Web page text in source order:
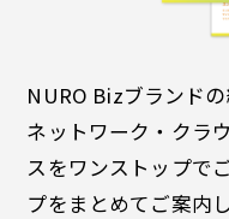
NURO Bizブランドの
ネットワーク・クラ
スをワンストップで
プをまとめてご案内し